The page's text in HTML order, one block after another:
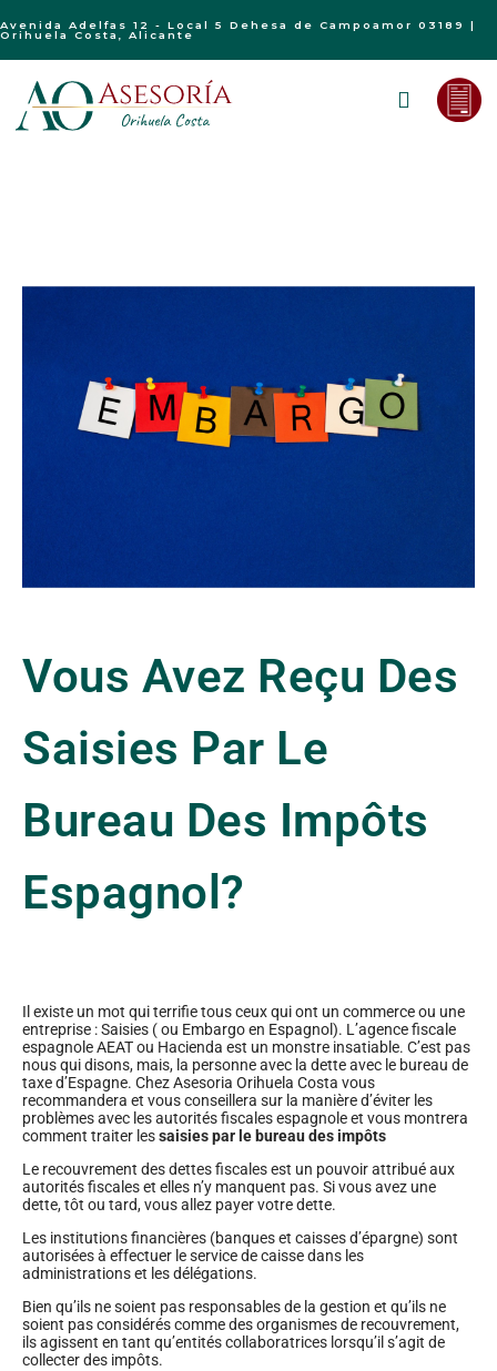
Avenida Adelfas 12 - Local 5 Dehesa de Campoamor 03189 |
Orihuela Costa, Alicante
Vous Avez Reçu Des
Saisies Par Le
Bureau Des Impôts
Espagnol?
Il existe un mot qui terrifie tous ceux qui ont un commerce ou une
entreprise : Saisies ( ou Embargo en Espagnol). L’agence fiscale
espagnole AEAT ou Hacienda est un monstre insatiable. C’est pas
nous qui disons, mais, la personne avec la dette avec le bureau de
taxe d’Espagne. Chez Asesoria Orihuela Costa vous
recommandera et vous conseillera sur la manière d’éviter les
problèmes avec les autorités fiscales espagnole et vous montrera
comment traiter lessaisies par le bureau des impôts
Le recouvrement des dettes fiscales est un pouvoir attribué aux
autorités fiscales et elles n’y manquent pas. Si vous avez une
dette, tôt ou tard, vous allez payer votre dette.
Les institutions financières (banques et caisses d’épargne) sont
autorisées à effectuer le service de caisse dans les
administrations et les délégations.
Bien qu’ils ne soient pas responsables de la gestion et qu’ils ne
soient pas considérés comme des organismes de recouvrement,
ils agissent en tant qu’entités collaboratrices lorsqu’il s’agit de
collecter des impôts.